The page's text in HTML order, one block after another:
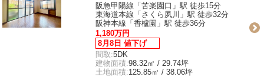
阪急甲陽線「苦楽園口」駅 徒歩15分
東海道本線「さくら夙川」駅 徒歩32分
阪神本線「香櫨園」駅 徒歩36分
1,180万円
8月8日 値下げ
間取:5DK
建物面積:98.32㎡ / 29.74坪
土地面積:125.85㎡ / 38.06坪